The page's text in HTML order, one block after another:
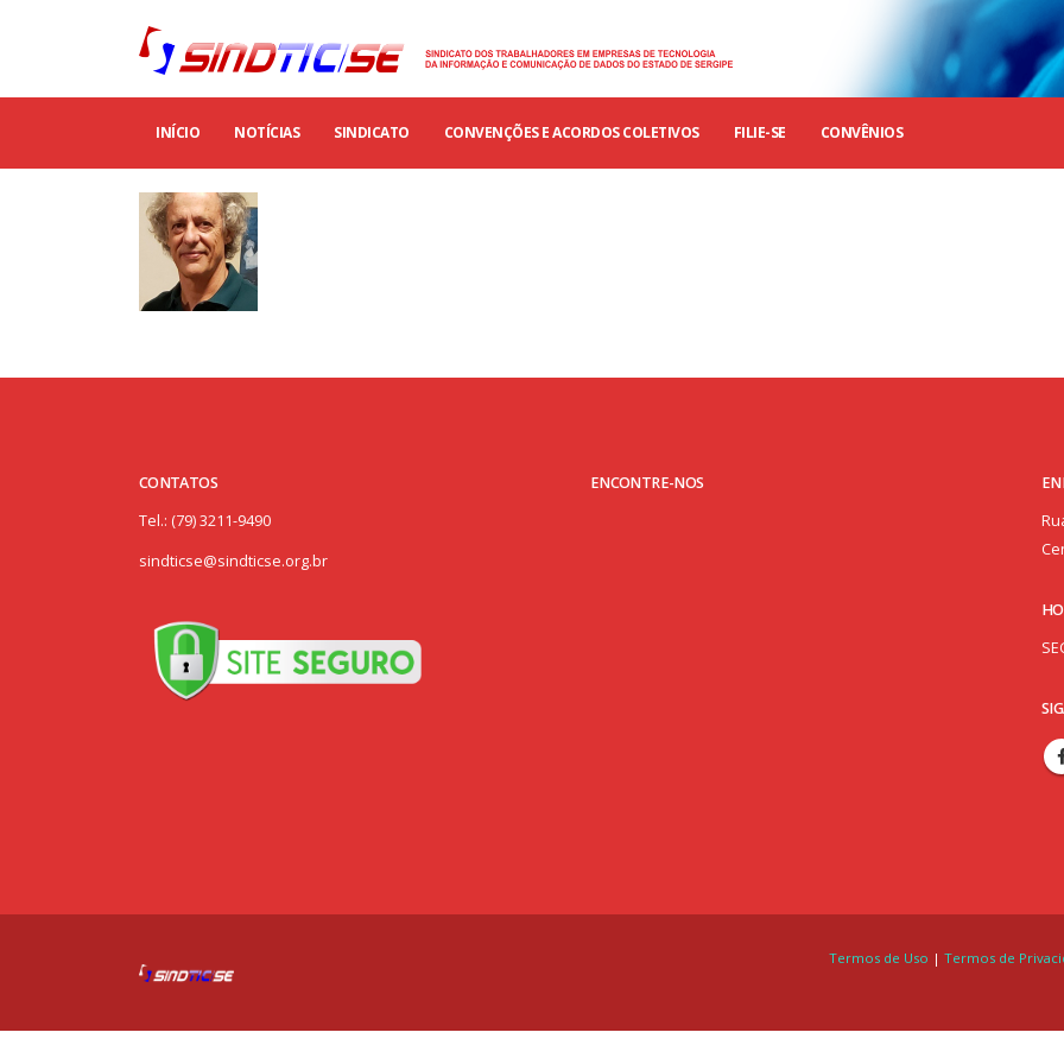
INÍCIO NOTÍCIAS SINDICATO CONVENÇÕES E ACORDOS COLETIVOS FILIE-SE CONVÊNIOS
CONTATOS
Tel.: (79) 3211-9490
sindticse@sindticse.org.br
ENCONTRE-NOS
Termos de Uso | Termos de